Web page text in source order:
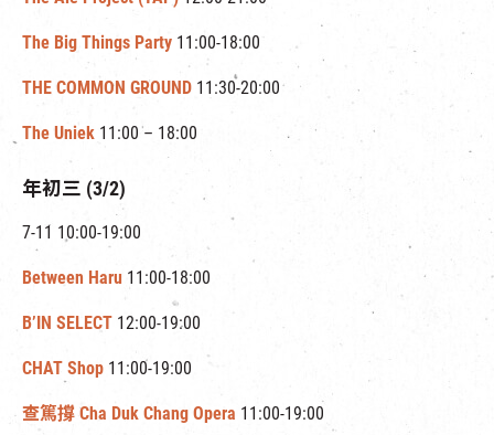
The Big Things Party 11:00-18:00
THE COMMON GROUND 11:30-20:00
The Uniek 11:00 – 18:00
年初三 (3/2)
7-11 10:00-19:00
Between Haru 11:00-18:00
B’IN SELECT 12:00-19:00
CHAT Shop 11:00-19:00
查篤撐 Cha Duk Chang Opera 11:00-19:00